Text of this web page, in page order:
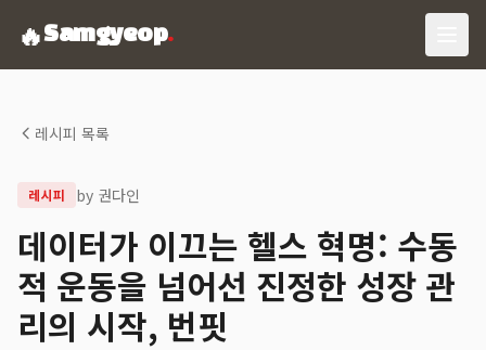
🔥Samgyeop.
레시피 목록
레시피 by 권다인
데이터가 이끄는 헬스 혁명: 수동
적 운동을 넘어선 진정한 성장 관
리의 시작, 번핏